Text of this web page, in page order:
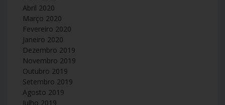
Abril 2020
Março 2020
Fevereiro 2020
Janeiro 2020
Dezembro 2019
Novembro 2019
Outubro 2019
Setembro 2019
Agosto 2019
Julho 2019